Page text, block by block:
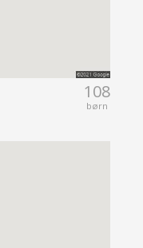
108
børn